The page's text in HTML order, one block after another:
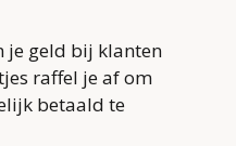
je geld bij klanten
raffel je af om
betaald te